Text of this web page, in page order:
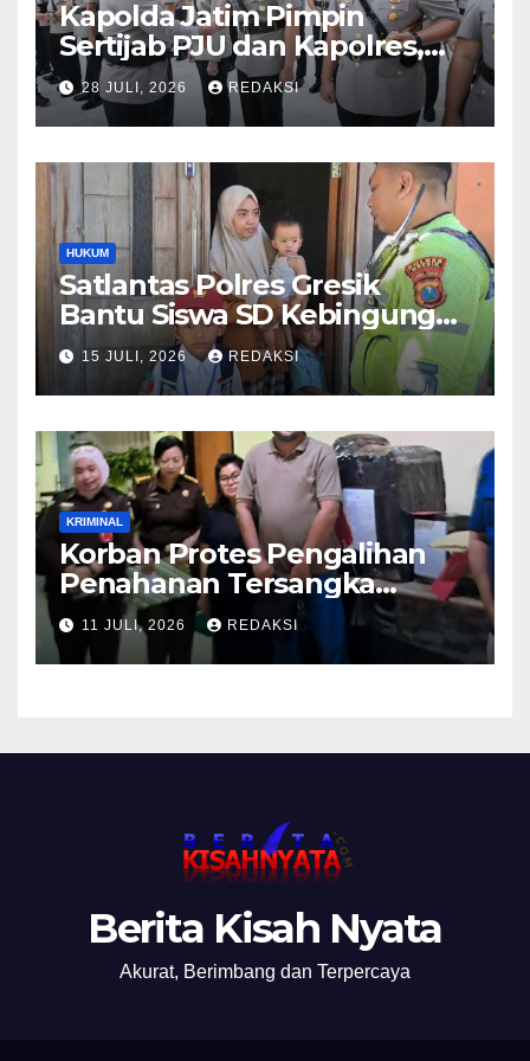
Kapolda Jatim Pimpin
Sertijab PJU dan Kapolres,
Perkuat Regenerasi
Kepemimpinan dan
Pelayanan Presisi
28 JULI, 2026 REDAKSI
HUKUM
Satlantas Polres Gresik
Bantu Siswa SD Kebingungan
Saat Pulang Sekolah,
Langsung Diantar ke Rumah
Orang Tua Lega
15 JULI, 2026 REDAKSI
KRIMINAL
Korban Protes Pengalihan
Penahanan Tersangka
Pemalsuan Merek Skincare,
Kasi Penkum Kejati Jatim:
Nanti Saya Tegur Jaksanya
11 JULI, 2026 REDAKSI
Berita Kisah Nyata
Akurat, Berimbang dan Terpercaya